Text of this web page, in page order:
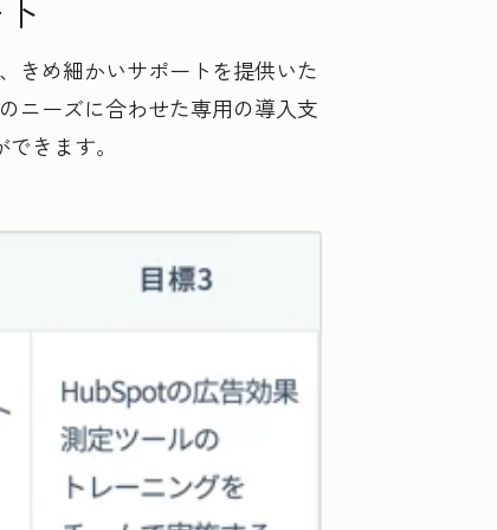
きめ細かいサポートを提供いた
ニーズに合わせた専用の導入支
きます。